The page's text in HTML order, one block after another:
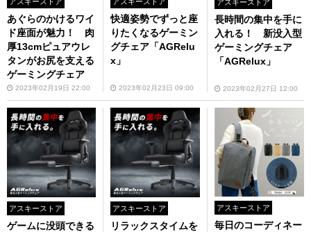
あぐらのかけるワイ
ド座面が魅力！ 肉
厚13cmピュアウレ
タンがお尻を支える
ゲーミングチェア
2023年02月19日 22:00
快適姿勢でずっと座
りたくなるゲーミン
グチェア「AGRelu
x」
2023年02月23日 09:00
アスキーストア
長時間の集中を手に
入れる！ 新没入型
ゲーミングチェア
「AGRelux」
2023年02月27日 12:00
アスキーストア
ゲームに没頭できる
アスキーストア
リラックスタイムを
アスキーストア
毎日のコーディネー